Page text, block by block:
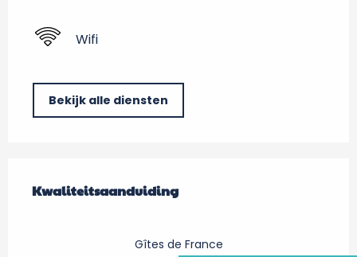
Wifi
Bekijk alle diensten
Kwaliteitsaanduiding
Kwaliteitsaanduiding
Gîtes de France